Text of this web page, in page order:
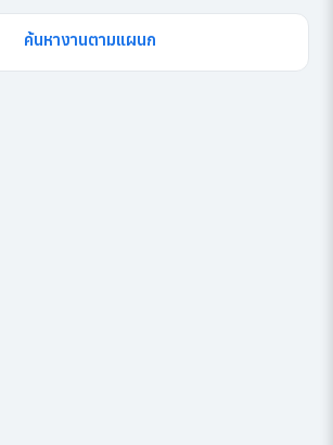
ค้นหางานตามแผนก